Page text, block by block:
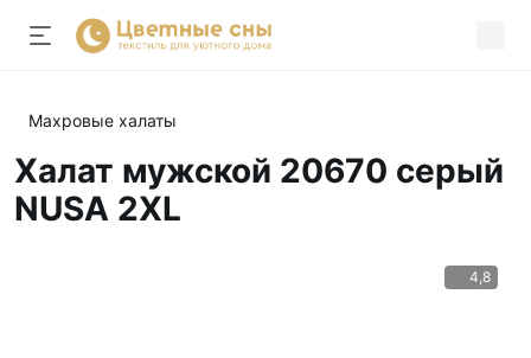
Махровые халаты
Халат мужской 20670 серый
NUSA 2XL
4,8